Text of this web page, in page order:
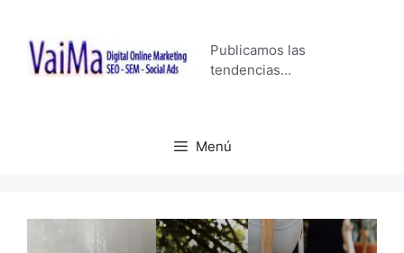
contenido
Publicamos las
tendencias…
Menú